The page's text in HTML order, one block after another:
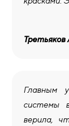
Третьяков
Главным
системы
верила,